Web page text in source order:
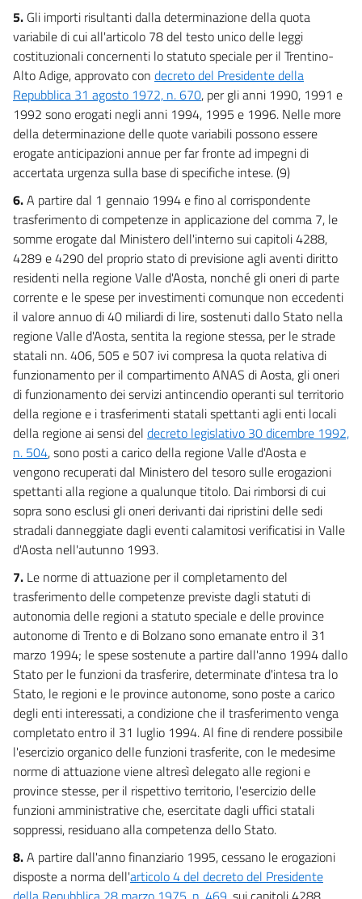
5. Gli importi risultanti dalla determinazione della quota
variabile di cui all'articolo 78 del testo unico delle leggi
costituzionali concernenti lo statuto speciale per il Trentino-
Alto Adige, approvato con decreto del Presidente della
Repubblica 31 agosto 1972, n. 670, per gli anni 1990, 1991 e
1992 sono erogati negli anni 1994, 1995 e 1996. Nelle more
della determinazione delle quote variabili possono essere
erogate anticipazioni annue per far fronte ad impegni di
accertata urgenza sulla base di specifiche intese. (9)
6.A partire dal 1 gennaio 1994 e fino al corrispondente
trasferimento di competenze in applicazione del comma 7, le
somme erogate dal Ministero dell'interno sui capitoli 4288,
4289 e 4290 del proprio stato di previsione agli aventi diritto
residenti nella regione Valle d'Aosta, nonché gli oneri di parte
corrente e le spese per investimenti comunque non eccedenti
il valore annuo di 40 miliardi di lire, sostenuti dallo Stato nella
regione Valle d'Aosta, sentita la regione stessa, per le strade
statali nn. 406, 505 e 507 ivi compresa la quota relativa di
funzionamento per il compartimento ANAS di Aosta, gli oneri
di funzionamento dei servizi antincendio operanti sul territorio
della regione e i trasferimenti statali spettanti agli enti locali
della regione ai sensi del decreto legislativo 30 dicembre 1992,
n. 504, sono posti a carico della regione Valle d'Aosta e
vengono recuperati dal Ministero del tesoro sulle erogazioni
spettanti alla regione a qualunque titolo. Dai rimborsi di cui
sopra sono esclusi gli oneri derivanti dai ripristini delle sedi
stradali danneggiate dagli eventi calamitosi verificatisi in Valle
d'Aosta nell'autunno 1993.
7. Le norme di attuazione per il completamento del
trasferimento delle competenze previste dagli statuti di
autonomia delle regioni a statuto speciale e delle province
autonome di Trento e di Bolzano sono emanate entro il 31
marzo 1994; le spese sostenute a partire dall'anno 1994 dallo
Stato per le funzioni da trasferire, determinate d'intesa tra lo
Stato, le regioni e le province autonome, sono poste a carico
degli enti interessati, a condizione che il trasferimento venga
completato entro il 31 luglio 1994. Al fine di rendere possibile
l'esercizio organico delle funzioni trasferite, con le medesime
norme di attuazione viene altresì delegato alle regioni e
province stesse, per il rispettivo territorio, l'esercizio delle
funzioni amministrative che, esercitate dagli uffici statali
soppressi, residuano alla competenza dello Stato.
8.A partire dall'anno finanziario 1995, cessano le erogazioni
disposte a norma dell'articolo 4 del decreto del Presidente